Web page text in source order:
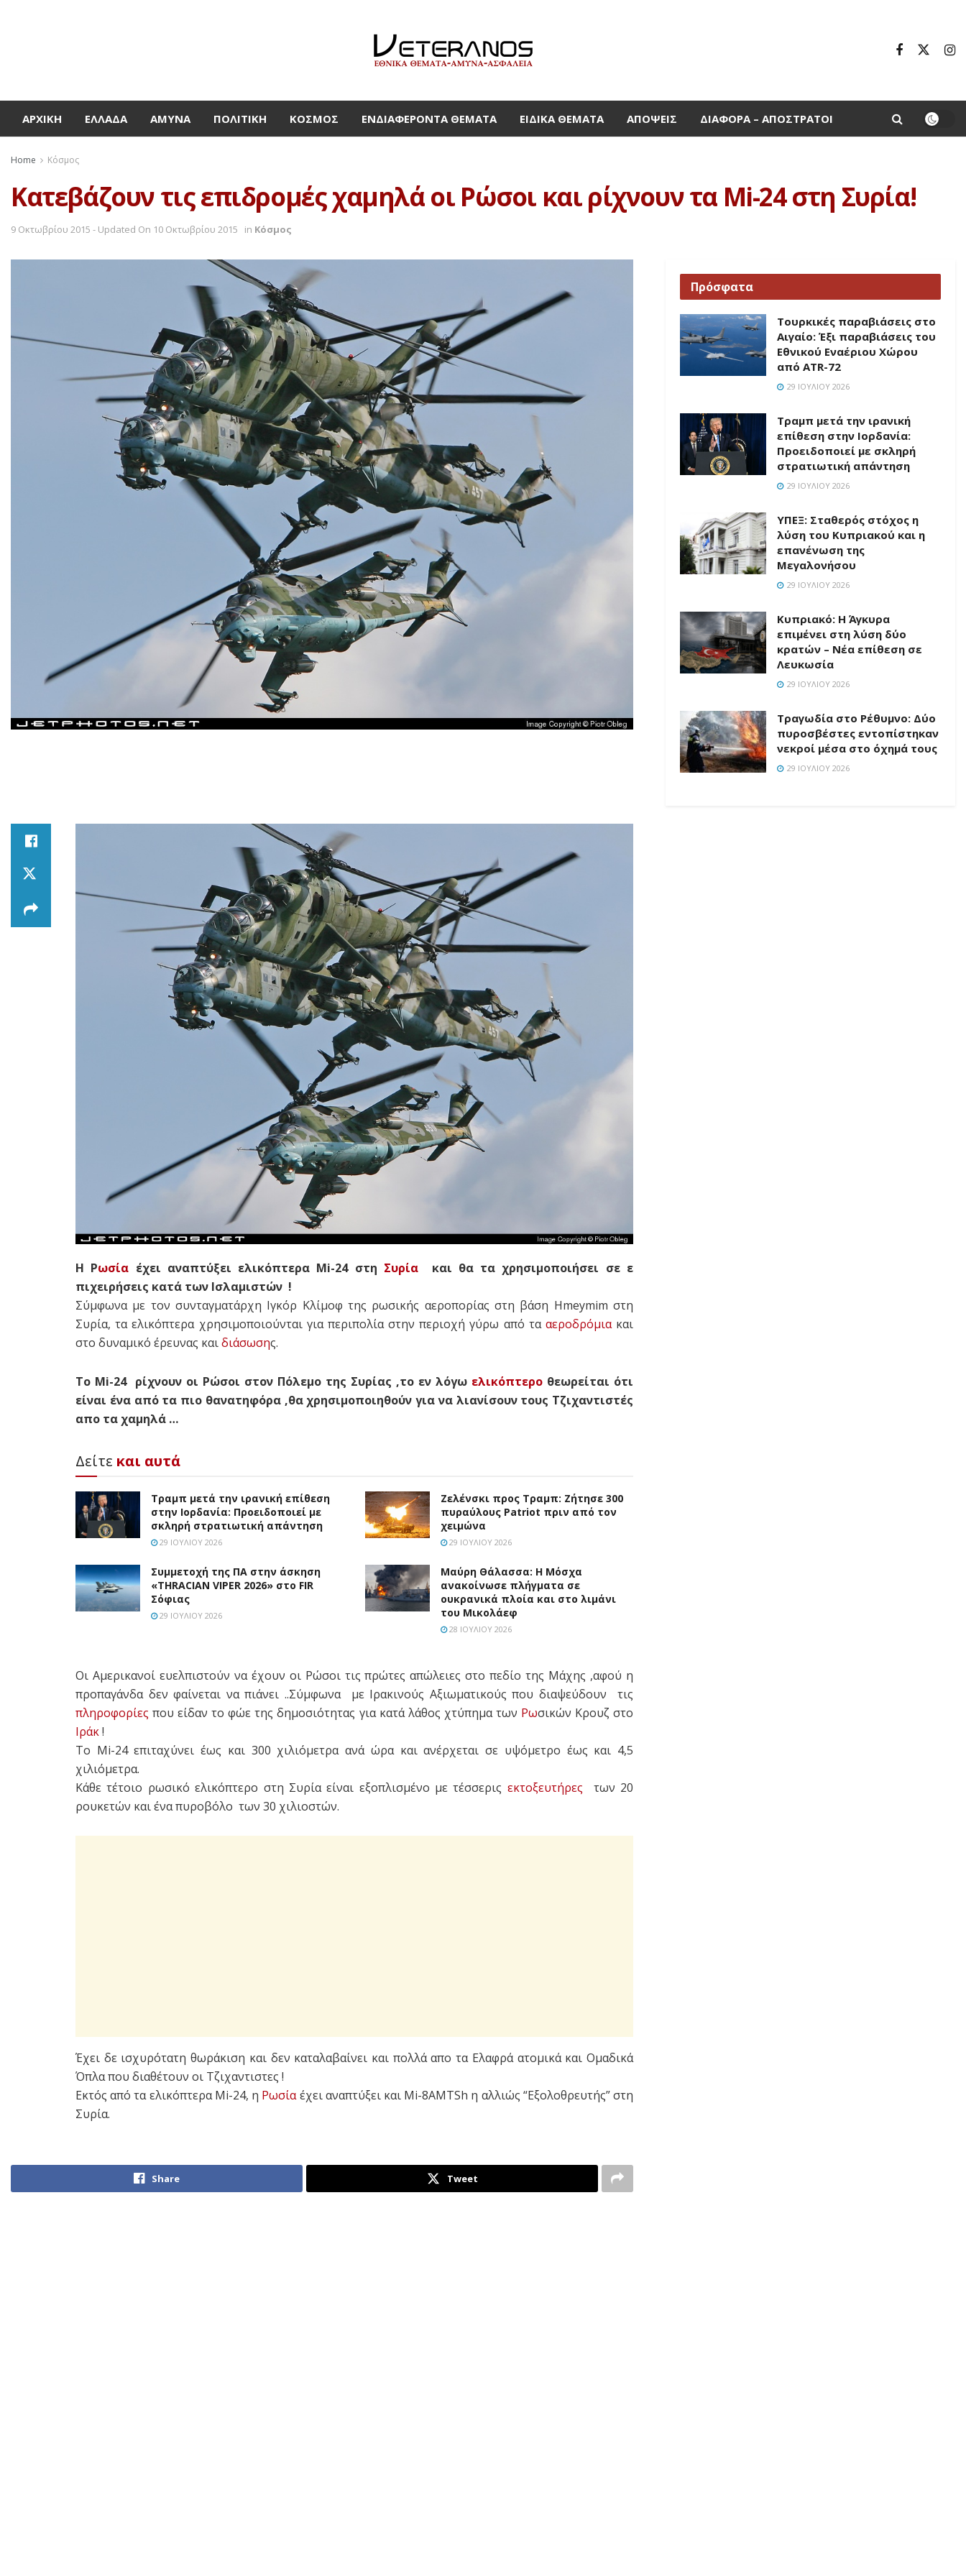
ΑΡΧΙΚΉ ΕΛΛΆΔΑ ΆΜΥΝΑ ΠΟΛΙΤΙΚΉ ΚΌΣΜΟΣ ΕΝΔΙΑΦΈΡΟΝΤΑ ΘΈΜΑΤΑ ΕΙΔΙΚΆ ΘΈΜΑΤΑ ΑΠΌΨΕΙΣ ΔΙΆΦΟΡΑ – ΑΠΌΣΤΡΑΤΟΙ
Home Κόσμος
Κατεβάζουν τις επιδρομές χαμηλά οι Ρώσοι και ρίχνουν τα Mi-24 στη Συρία!
9 Οκτωβρίου 2015 - Updated On 10 Οκτωβρίου 2015 in Κόσμος
Η Ρωσία έχει αναπτύξει ελικόπτερα Mi-24 στη Συρία και θα τα χρησιμοποιήσει σε ε
πιχειρήσεις κατά των Ισλαμιστών !
Σύμφωνα με τον συνταγματάρχη Ιγκόρ Κλίμοφ της ρωσικής αεροπορίας στη βάση Hmeymim στη
Συρία, τα ελικόπτερα χρησιμοποιούνται για περιπολία στην περιοχή γύρω από τα αεροδρόμιακαι
στο δυναμικό έρευνας καιδιάσωσης.
Το Mi-24 ρίχνουν οι Ρώσοι στον Πόλεμο της Συρίας ,το εν λόγω ελικόπτερο θεωρείται ότι
είναι ένα από τα πιο θανατηφόρα ,θα χρησιμοποιηθούν για να λιανίσουν τους Τζιχαντιστές
απο τα χαμηλά …
Δείτε και αυτά
Τραμπ μετά την ιρανική επίθεση
στην Ιορδανία: Προειδοποιεί με
σκληρή στρατιωτική απάντηση
29 ΙΟΥΛΊΟΥ 2026
Ζελένσκι προς Τραμπ: Ζήτησε 300
πυραύλους Patriot πριν από τον
χειμώνα
29 ΙΟΥΛΊΟΥ 2026
Συμμετοχή της ΠΑ στην άσκηση
«THRACIAN VIPER 2026» στο FIR
Σόφιας
29 ΙΟΥΛΊΟΥ 2026
Μαύρη Θάλασσα: Η Μόσχα
ανακοίνωσε πλήγματα σε
ουκρανικά πλοία και στο λιμάνι
του Μικολάεφ
28 ΙΟΥΛΊΟΥ 2026
Οι Αμερικανοί ευελπιστούν να έχουν οι Ρώσοι τις πρώτες απώλειες στο πεδίο της Μάχης ,αφού η
προπαγάνδα δεν φαίνεται να πιάνει ..Σύμφωνα με Ιρακινούς Αξιωματικούς που διαψεύδουν τις
πληροφορίες που είδαν το φώε της δημοσιότητας για κατά λάθος χτύπημα των Ρωσικών Κρουζ στο
Ιράκ!
Το Mi-24 επιταχύνει έως και 300 χιλιόμετρα ανά ώρα και ανέρχεται σε υψόμετρο έως και 4,5
χιλιόμετρα.
Κάθε τέτοιο ρωσικό ελικόπτερο στη Συρία είναι εξοπλισμένο με τέσσερις εκτοξευτήρες των 20
ρουκετών και ένα πυροβόλο των 30 χιλιοστών.
Έχει δε ισχυρότατη θωράκιση και δεν καταλαβαίνει και πολλά απο τα Ελαφρά ατομικά και Ομαδικά
Όπλα που διαθέτουν οι Τζιχαντιστες !
Εκτός από τα ελικόπτερα Mi-24, η Ρωσίαέχει αναπτύξει και Mi-8AMTSh η αλλιώς “Εξολοθρευτής” στη
Συρία.
Share Tweet
Πρόσφατα
Τουρκικές παραβιάσεις στο
Αιγαίο: Έξι παραβιάσεις του
Εθνικού Εναέριου Χώρου
από ATR-72
29 ΙΟΥΛΊΟΥ 2026
Τραμπ μετά την ιρανική
επίθεση στην Ιορδανία:
Προειδοποιεί με σκληρή
στρατιωτική απάντηση
29 ΙΟΥΛΊΟΥ 2026
ΥΠΕΞ: Σταθερός στόχος η
λύση του Κυπριακού και η
επανένωση της
Μεγαλονήσου
29 ΙΟΥΛΊΟΥ 2026
Κυπριακό: Η Άγκυρα
επιμένει στη λύση δύο
κρατών – Νέα επίθεση σε
Λευκωσία
29 ΙΟΥΛΊΟΥ 2026
Τραγωδία στο Ρέθυμνο: Δύο
πυροσβέστες εντοπίστηκαν
νεκροί μέσα στο όχημά τους
29 ΙΟΥΛΊΟΥ 2026